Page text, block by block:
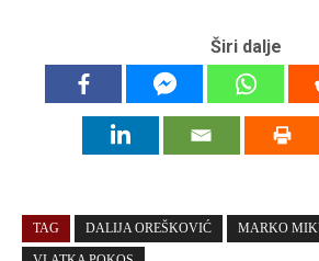
Širi dalje
TAG DALIJA OREŠKOVIĆ MARKO